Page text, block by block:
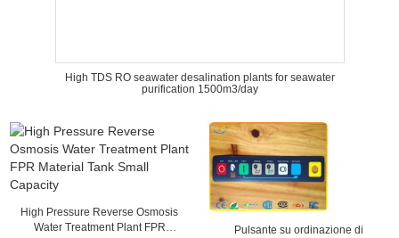
High TDS RO seawater desalination plants for seawater
purification 1500m3/day
High Pressure Reverse Osmosis
Water Treatment Plant FPR
Pulsante su ordinazione di